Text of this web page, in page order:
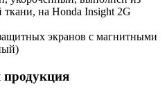
ткани, на Honda Insight 2G
экранов с магнитными